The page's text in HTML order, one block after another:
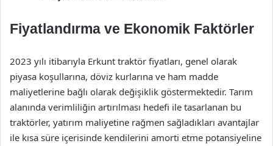
Fiyatlandırma ve Ekonomik Faktörler
2023 yılı itibarıyla Erkunt traktör fiyatları, genel olarak
piyasa koşullarına, döviz kurlarına ve ham madde
maliyetlerine bağlı olarak değişiklik göstermektedir. Tarım
alanında verimliliğin artırılması hedefi ile tasarlanan bu
traktörler, yatırım maliyetine rağmen sağladıkları avantajlar
ile kısa süre içerisinde kendilerini amorti etme potansiyeline